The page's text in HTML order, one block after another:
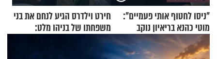
"ניסו לחטוף אותי פעמיים":
מוטי כהנא בריאיון נוקב
חירט וילדרס הגיע לנחם את בני
משפחתו של בניהו מלט:
"מיליונים באירופה תומכים
בכם"